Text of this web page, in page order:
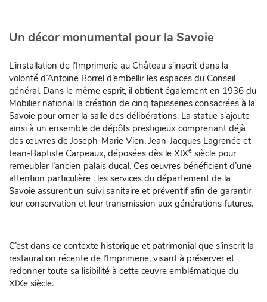
Un décor monumental pour la Savoie
L’installation de l’Imprimerie au Château s’inscrit dans la
volonté d’Antoine Borrel d’embellir les espaces du Conseil
général. Dans le même esprit, il obtient également en 1936 du
Mobilier national la création de cinq tapisseries consacrées à la
Savoie pour orner la salle des délibérations. La statue s’ajoute
ainsi à un ensemble de dépôts prestigieux comprenant déjà
des œuvres de Joseph-Marie Vien, Jean-Jacques Lagrenée et
Jean-Baptiste Carpeaux, déposées dès le XIXe siècle pour
remeubler l’ancien palais ducal. Ces œuvres bénéficient d’une
attention particulière : les services du département de la
Savoie assurent un suivi sanitaire et préventif afin de garantir
leur conservation et leur transmission aux générations futures.
C’est dans ce contexte historique et patrimonial que s’inscrit la
restauration récente de l’Imprimerie, visant à préserver et
redonner toute sa lisibilité à cette œuvre emblématique du
XIXe siècle.